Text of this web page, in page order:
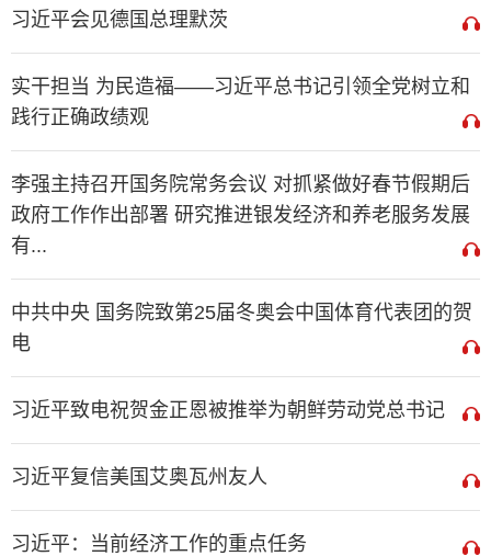
习近平会见德国总理默茨
实干担当 为民造福——习近平总书记引领全党树立和
践行正确政绩观
李强主持召开国务院常务会议 对抓紧做好春节假期后
政府工作作出部署 研究推进银发经济和养老服务发展
有...
中共中央 国务院致第25届冬奥会中国体育代表团的贺
电
习近平致电祝贺金正恩被推举为朝鲜劳动党总书记
习近平复信美国艾奥瓦州友人
习近平：当前经济工作的重点任务